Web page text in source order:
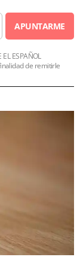
APUNTARME
ESPAÑOL
de remitirle